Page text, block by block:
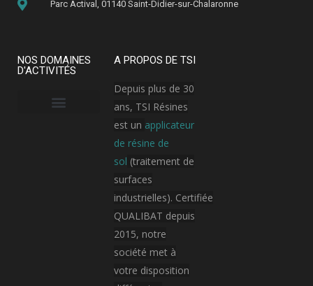
Parc Actival, 01140 Saint-Didier-sur-Chalaronne
NOS DOMAINES
D'ACTIVITÉS
A PROPOS DE TSI
Depuis plus de 30
ans, TSI Résines
est un applicateur
de résine de
sol (traitement de
surfaces
industrielles). Certifiée
QUALIBAT depuis
2015, notre
société met à
votre disposition